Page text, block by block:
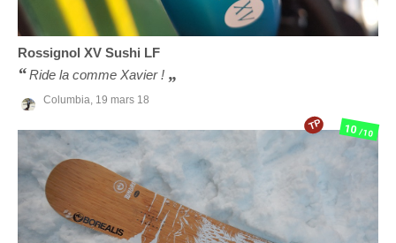
Rossignol XV Sushi LF
Ride la comme Xavier !
Columbia, 19 mars 18
10/10
TP